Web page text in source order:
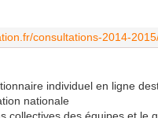
individuel en ligne
nationale